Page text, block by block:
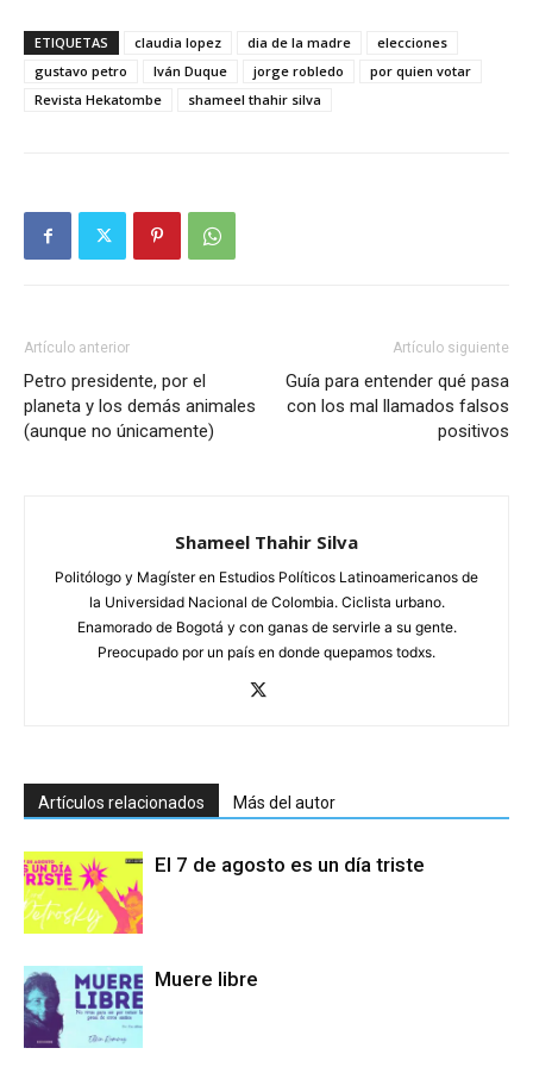
ETIQUETAS claudia lopez dia de la madre
elecciones
gustavo petro
Iván Duque jorge robledo
por quien votar
Revista Hekatombe
shameel thahir silva
Artículo anterior
Petro presidente, por el
planeta y los demás animales
(aunque no únicamente)
Artículo siguiente
Guía para entender qué pasa
con los mal llamados falsos
positivos
Shameel Thahir Silva
Politólogo y Magíster en Estudios Políticos Latinoamericanos de
la Universidad Nacional de Colombia. Ciclista urbano.
Enamorado de Bogotá y con ganas de servirle a su gente.
Preocupado por un país en donde quepamos todxs.
Artículos relacionados Más del autor
El 7 de agosto es un día triste
Muere libre